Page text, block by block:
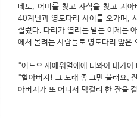
데도, 어미를 찾고 자식을 찾고 지
40계단과 영도다리 사이를 오가며,
질렀다. 다리가 열리든 말든 이제는
에서 몰려든 사람들로 영도다리 앞은
“어느으 세에워얼에에 너와아 내가
“할아버지! 그 노래 좀 그만 불러요,
아버지가 또 어디서 막걸리 한 잔을